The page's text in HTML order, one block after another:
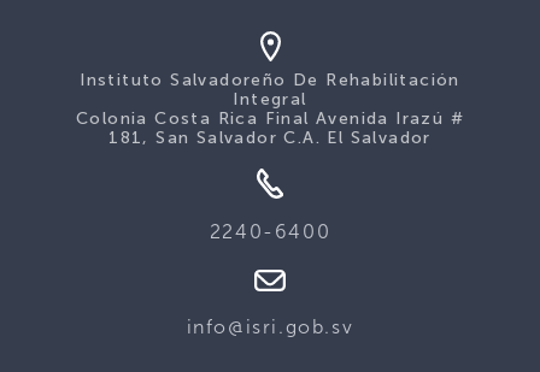
Instituto Salvadoreño De Rehabilitación
Integral
Colonia Costa Rica Final Avenida Irazú #
181, San Salvador C.A. El Salvador
2240-6400
info@isri.gob.sv